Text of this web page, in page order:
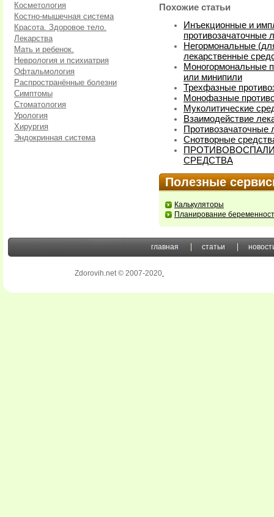
Косметология
Костно-мышечная система
Красота. Здоровое тело.
Лекарства
Мать и ребенок.
Неврология и психиатрия
Офтальмология
Распространённые болезни
Симптомы
Стоматология
Урология
Хирургия
Эндокринная система
Похожие статьи
Инъекционные и
противозачаточные
Негормональные
лекарственные
Моногормональные
или минипили
Трехфазные
Монофазные
Муколитические
Взаимодействие
Противозачаточные
Снотворные
СРЕДСТВА
Полезные
Калькуляторы
Планирование
главная статьи
Zdorovih.net © 2007-2020